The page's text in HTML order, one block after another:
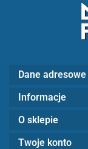
Dane adresowe
Informacje
O sklepie
Twoje konto